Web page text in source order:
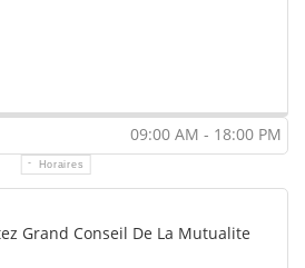
09:00 AM - 18:00 PM
Horaires
Grand Conseil De La Mutualite